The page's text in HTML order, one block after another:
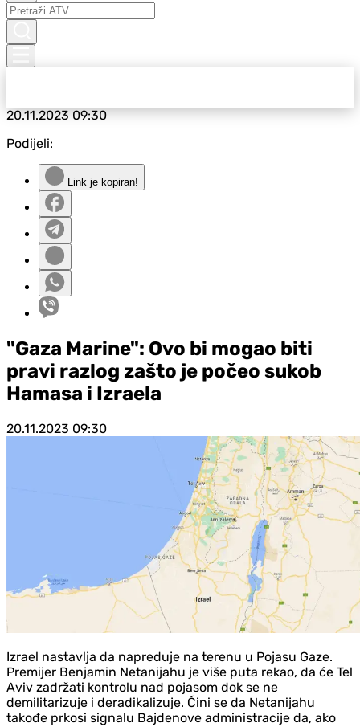
20.11.202309:30
Podijeli:
Link je kopiran!
"Gaza Marine": Ovo bi mogao biti
pravi razlog zašto je počeo sukob
Hamasa i Izraela
20.11.2023 09:30
Izrael nastavlja da napreduje na terenu u Pojasu Gaze.
Premijer Benjamin Netanijahu je više puta rekao, da će Tel
Aviv zadržati kontrolu nad pojasom dok se ne
demilitarizuje i deradikalizuje. Čini se da Netanijahu
takođe prkosi signalu Bajdenove administracije da, ako